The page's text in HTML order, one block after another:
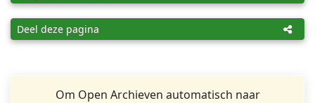
Deel deze pagina
Om Open Archieven automatisch naar